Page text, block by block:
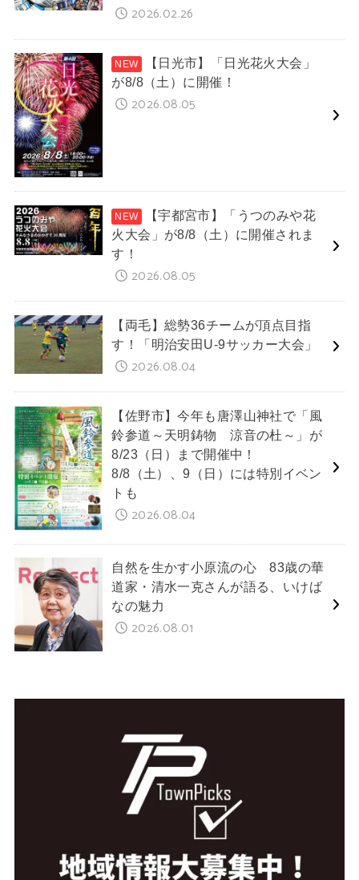
2026.02.26
【日光市】「日光花火大会」
が8/8（土）に開催！
2026.08.05
【宇都宮市】「うつのみや花
火大会」が8/8（土）に開催されま
す！
2026.08.05
【両毛】総勢36チームが頂点目指
す！「明治安田U-9サッカー大会」
2026.08.04
【佐野市】今年も唐澤山神社で「風
鈴参道～天明鋳物 涼音の杜～」が
8/23（日）まで開催中！
8/8（土）、9（日）には特別イベン
トも
2026.08.04
自然を生かす小原流の心 83歳の華
道家・清水一克さんが語る、いけば
なの魅力
2026.08.01